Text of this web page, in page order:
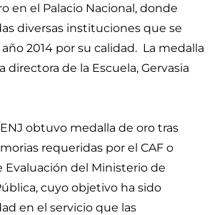
en el Palacio Nacional, donde
diversas instituciones que se
2014 por su calidad. La medalla
directora de la Escuela, Gervasia
ENJ obtuvo medalla de oro tras
requeridas por el CAF o
Evaluación del Ministerio de
cuyo objetivo ha sido
en el servicio que las